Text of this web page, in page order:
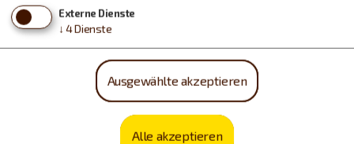
Externe Dienste
↓ 4Dienste
Ausgewählte akzeptieren
Alle akzeptieren